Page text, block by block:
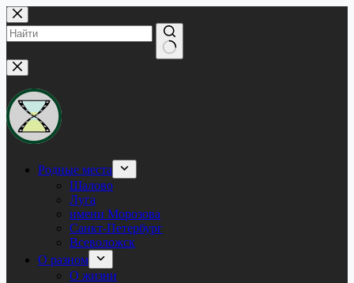
Перейти
к
сути
Ничего
не
найдено
Родные места
Шалово
Луга
имени Морозова
Санкт-Петербург
Всеволожск
О разном
О жизни